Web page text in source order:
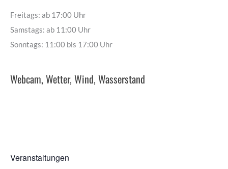
Freitags: ab 17:00 Uhr
Samstags: ab 11:00 Uhr
Sonntags: 11:00 bis 17:00 Uhr
Webcam, Wetter, Wind, Wasserstand
Veranstaltungen